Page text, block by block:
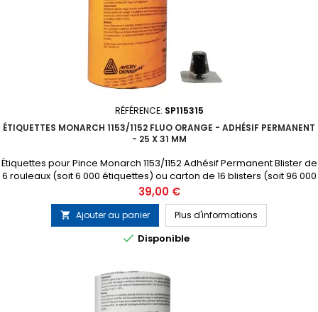
RÉFÉRENCE: SP115315
ÉTIQUETTES MONARCH 1153/1152 FLUO ORANGE - ADHÉSIF PERMANENT
- 25 X 31 MM
Étiquettes pour Pince Monarch 1153/1152 Adhésif Permanent Blister de
6 rouleaux (soit 6 000 étiquettes) ou carton de 16 blisters (soit 96 000
étiquettes) 1 tampon encreur gratuit inclus dans chaque blister
Prix
39,00 €
 Ajouter au panier Plus d'informations
 Disponible